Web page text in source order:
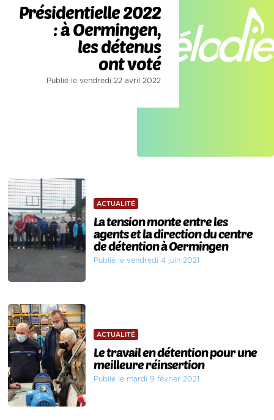
Présidentielle 2022
: à Oermingen,
les détenus
ont voté
Publié le vendredi 22 avril 2022
ACTUALITÉ
La tension monte entre les
agents et la direction du centre
de détention à Oermingen
Publié le vendredi 4 juin 2021
ACTUALITÉ
Le travail en détention pour une
meilleure réinsertion
Publié le mardi 9 février 2021